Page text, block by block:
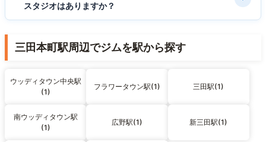
スタジオはありますか？
三田本町駅周辺でジムを駅から探す
ウッディタウン中央駅
(1)
フラワータウン駅(1) 三田駅(1)
南ウッディタウン駅
(1)
広野駅(1) 新三田駅(1)